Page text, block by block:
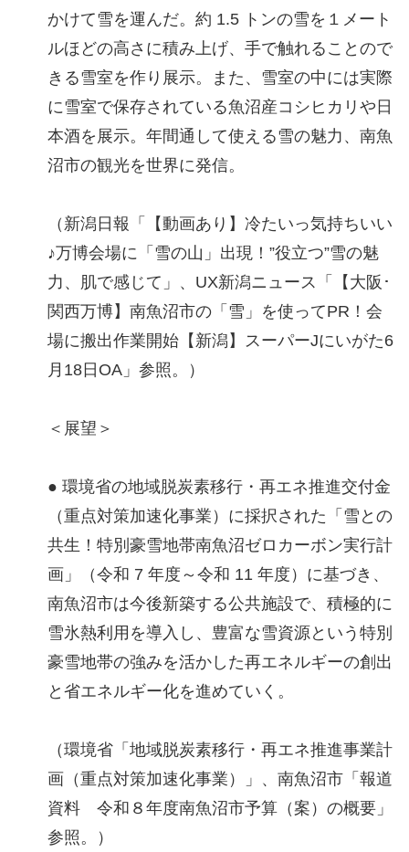
かけて雪を運んだ。約 1.5 トンの雪を１メート
ルほどの高さに積み上げ、手で触れることので
きる雪室を作り展示。また、雪室の中には実際
に雪室で保存されている魚沼産コシヒカリや日
本酒を展示。年間通して使える雪の魅力、南魚
沼市の観光を世界に発信。
（新潟日報「【動画あり】冷たいっ気持ちいい
♪万博会場に「雪の山」出現！”役立つ”雪の魅
力、肌で感じて」、UX新潟ニュース「【大阪･
関西万博】南魚沼市の「雪」を使ってPR！会
場に搬出作業開始【新潟】スーパーJにいがた6
月18日OA」参照。）
＜展望＞
● 環境省の地域脱炭素移行・再エネ推進交付金
（重点対策加速化事業）に採択された「雪との
共生！特別豪雪地帯南魚沼ゼロカーボン実行計
画」（令和 7 年度～令和 11 年度）に基づき、
南魚沼市は今後新築する公共施設で、積極的に
雪氷熱利用を導入し、豊富な雪資源という特別
豪雪地帯の強みを活かした再エネルギーの創出
と省エネルギー化を進めていく。
（環境省「地域脱炭素移行・再エネ推進事業計
画（重点対策加速化事業）」、南魚沼市「報道
資料 令和８年度南魚沼市予算（案）の概要」
参照。）